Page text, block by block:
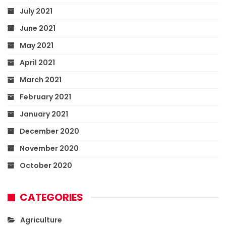
July 2021
June 2021
May 2021
April 2021
March 2021
February 2021
January 2021
December 2020
November 2020
October 2020
CATEGORIES
Agriculture